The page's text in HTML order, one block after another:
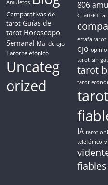
✓ Sin cargos automáticos. El
Amuletos
Comparativas de
tarot Guías de
tarot Horoscopo
Semanal Mal de ojo
Tarot telefónico
Uncateg
orized
806
ChatGPT
estafa tarot
ojo
tarot sin
tarot
tarot
tarot
IA tarot
telefónico
fiables